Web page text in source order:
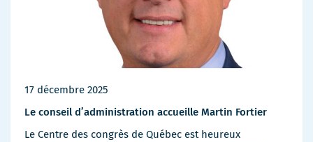
17 décembre 2025
Le conseil d’administration accueille Martin Fortier
Le Centre des congrès de Québec est heureux